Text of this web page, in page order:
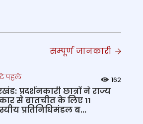
सम्पूर्ण जानकारी
पहले 162
प्रदर्शनकारी छात्रों ने राज्य
से बातचीत के लिए 11
प्रतिनिधिमंडल ब...